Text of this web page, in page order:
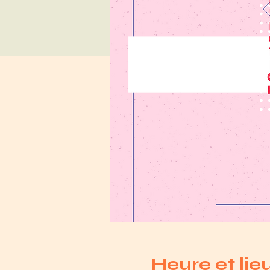
Heure et